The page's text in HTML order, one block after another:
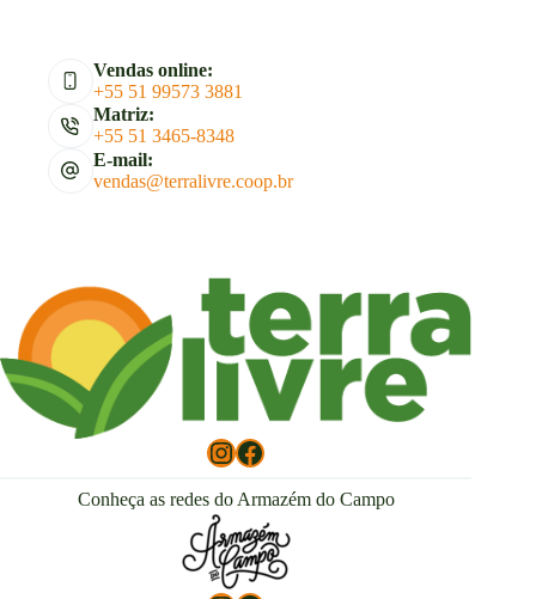
Vendas online:
+55 51 99573 3881
Matriz:
+55 51 3465-8348
E-mail:
vendas@terralivre.coop.br
InstagramFacebook
Conheça as redes do Armazém do Campo